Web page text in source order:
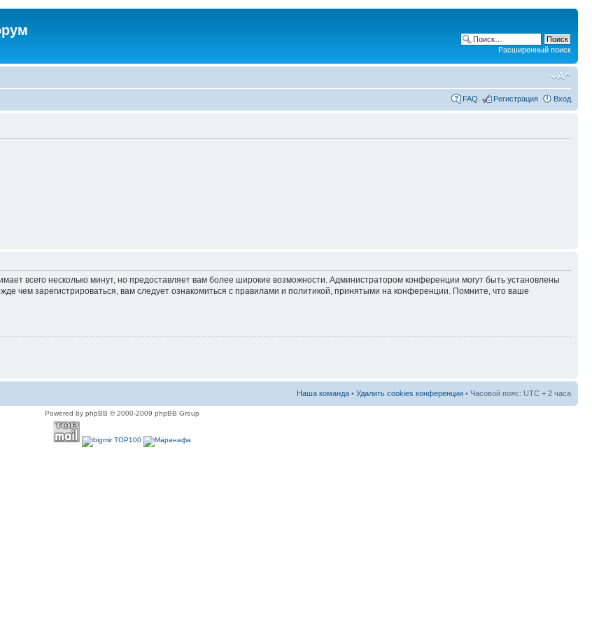
Расширенный поиск
FAQ Регистрация Вход
всего несколько минут, но предоставляет вам более широкие возможности. Администратором конференции могут быть установлены
чем зарегистрироваться, вам следует ознакомиться с правилами и политикой, принятыми на конференции. Помните, что ваше
Наша команда • Удалить cookies конференции • Часовой пояс: UTC + 2 часа
Powered by phpBB © 2000-2009 phpBB Group